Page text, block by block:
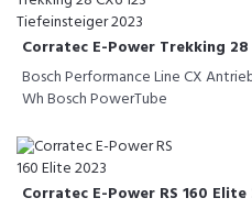
Corratec E-Power Trekking
Bosch Performance Line CX
Wh Bosch PowerTube
Corratec E-Power RS 160 Elite